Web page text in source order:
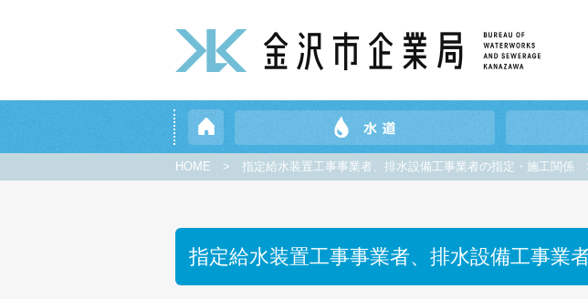
HOME > 指定給水装置工事事業者、排水設備工事業者の指定・施工関係
指定給水装置工事事業者、排水設備工事業